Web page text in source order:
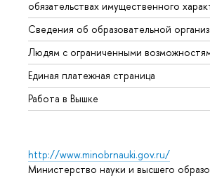
обязательствах имущественного
Сведения об образовательной
Людям с ограниченными
Единая платежная страница
Работа в Вышке
http://www.minobrnauki.gov.ru/
Министерство науки и высшего